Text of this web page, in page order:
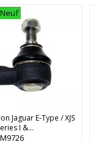
Neuf
Jaguar E-Type / XJS
I &...